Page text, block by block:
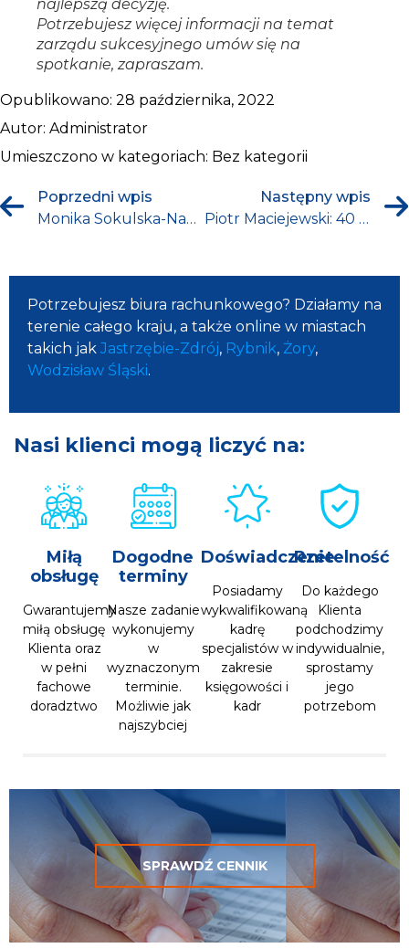
najlepszą decyzję.
Potrzebujesz więcej informacji na temat
zarządu sukcesyjnego umów się na
spotkanie, zapraszam.
Opublikowano: 28 października, 2022
Autor: Administrator
Umieszczono w kategoriach: Bez kategorii
Poprzedni wpis
Monika Sokulska-Nazarewicz: PIP-owcy boją się APAP-u?
Następny wpis
Piotr Maciejewski: 40 euro i odsetki
Potrzebujesz biura rachunkowego? Działamy na
terenie całego kraju, a także online w miastach
takich jak Jastrzębie-Zdrój, Rybnik, Żory,
Wodzisław Śląski.
Nasi klienci mogą liczyć na:
Miłą
obsługę
Gwarantujemy
miłą obsługę
Klienta oraz
w pełni
fachowe
doradztwo
Dogodne
terminy
Nasze zadanie
wykonujemy
w
wyznaczonym
terminie.
Możliwie jak
najszybciej
Doświadczenie
Posiadamy
wykwalifikowaną
kadrę
specjalistów w
zakresie
księgowości i
kadr
Rzetelność
Do każdego
Klienta
podchodzimy
indywidualnie,
sprostamy
jego
potrzebom
SPRAWDŹ CENNIK